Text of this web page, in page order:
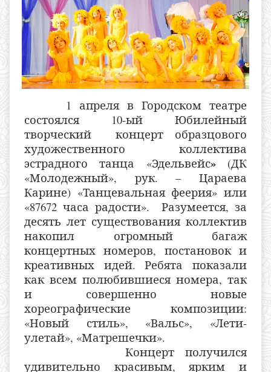
1 апреля в Городском театре
состоялся 10-ый Юбилейный
творческий концерт образцового
художественного коллектива
эстрадного танца «Эдельвейс» (ДК
«Молодежный», рук. – Цараева
Карине) «Танцевальная феерия» или
«87672 часа радости». Разумеется, за
десять лет существования коллектив
накопил огромный багаж
концертных номеров, постановок и
креативных идей. Ребята показали
как всем полюбившиеся номера, так
и совершенно новые
хореографические композиции:
«Новый стиль», «Вальс», «Лети-
улетай», «Матрешечки».
Концерт получился
удивительно красивым, ярким и